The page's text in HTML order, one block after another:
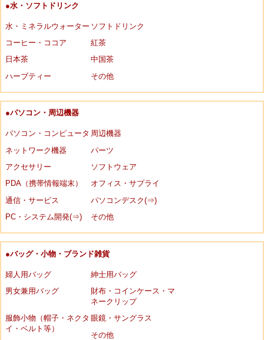
●水・ソフトドリンク
水・ミネラルウォーター ソフトドリンク
コーヒー・ココア
紅茶
日本茶
中国茶
ハーブティー
その他
●パソコン・周辺機器
パソコン・コンピュータ 周辺機器
ネットワーク機器
パーツ
アクセサリー
ソフトウェア
PDA（携帯情報端末）
オフィス・サプライ
通信・サービス
パソコンデスク(⇒)
PC・システム開発(⇒)
その他
●バッグ・小物・ブランド雑貨
婦人用バッグ
紳士用バッグ
男女兼用バッグ
財布・コインケース・マ
ネークリップ
服飾小物（帽子・ネクタ
イ・ベルト等）
眼鏡・サングラス
その他